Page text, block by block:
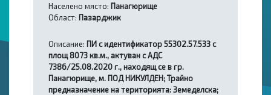
Населено място: Панагюрище
Област: Пазарджик
Описание: ПИ с идентификатор 55302.57.533 с
площ 8073 кв.м., актуван с АДС
7386/25.08.2020 г., находящ се в гр.
Панагюрище, м. ПОД НИКУЛДЕН; Трайно
предназначение на територията: Земеделска;